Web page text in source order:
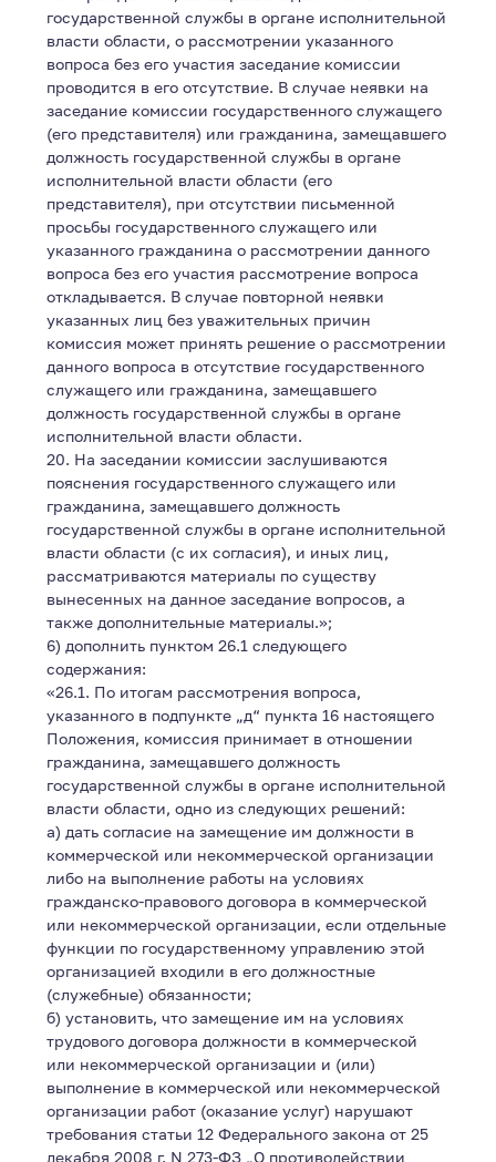
государственной службы в органе исполнительной
власти области, о рассмотрении указанного
вопроса без его участия заседание комиссии
проводится в его отсутствие. В случае неявки на
заседание комиссии государственного служащего
(его представителя) или гражданина, замещавшего
должность государственной службы в органе
исполнительной власти области (его
представителя), при отсутствии письменной
просьбы государственного служащего или
указанного гражданина о рассмотрении данного
вопроса без его участия рассмотрение вопроса
откладывается. В случае повторной неявки
указанных лиц без уважительных причин
комиссия может принять решение о рассмотрении
данного вопроса в отсутствие государственного
служащего или гражданина, замещавшего
должность государственной службы в органе
исполнительной власти области.
20. На заседании комиссии заслушиваются
пояснения государственного служащего или
гражданина, замещавшего должность
государственной службы в органе исполнительной
власти области (с их согласия), и иных лиц,
рассматриваются материалы по существу
вынесенных на данное заседание вопросов, а
также дополнительные материалы.»;
6) дополнить пунктом 26.1 следующего
содержания:
«26.1. По итогам рассмотрения вопроса,
указанного в подпункте „д“ пункта 16 настоящего
Положения, комиссия принимает в отношении
гражданина, замещавшего должность
государственной службы в органе исполнительной
власти области, одно из следующих решений:
а) дать согласие на замещение им должности в
коммерческой или некоммерческой организации
либо на выполнение работы на условиях
гражданско-правового договора в коммерческой
или некоммерческой организации, если отдельные
функции по государственному управлению этой
организацией входили в его должностные
(служебные) обязанности;
б) установить, что замещение им на условиях
трудового договора должности в коммерческой
или некоммерческой организации и (или)
выполнение в коммерческой или некоммерческой
организации работ (оказание услуг) нарушают
требования статьи 12 Федерального закона от 25
декабря 2008 г. N 273-ФЗ „О противодействии